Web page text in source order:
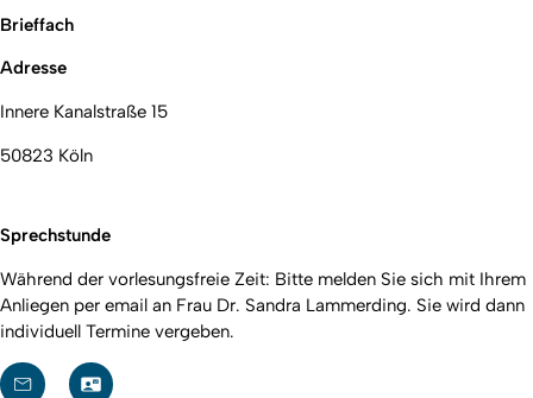
Brieffach
Adresse
Innere Kanalstraße 15
50823 Köln
Sprechstunde
Während der vorlesungsfreie Zeit: Bitte melden Sie sich mit Ihrem
Anliegen per email an Frau Dr. Sandra Lammerding. Sie wird dann
individuell Termine vergeben.